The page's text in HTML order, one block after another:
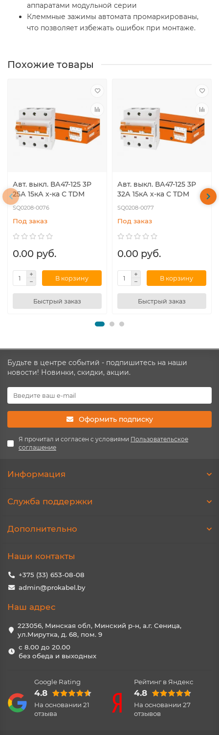
аппаратами модульной серии
Клеммные зажимы автомата промаркированы,
что позволяет избежать ошибок при монтаже.
Похожие товары
Авт. выкл. ВА47-125 3Р
25А 15кА х-ка С TDM
SQ0208-0076
Под заказ
0.00 руб.
В корзину
Быстрый заказ
Авт. выкл. ВА47-125 3Р
32А 15кА х-ка С TDM
SQ0208-0077
Под заказ
0.00 руб.
В корзину
Быстрый заказ
Будьте в центре событий - подпишитесь на наши
новости! Новинки, скидки, акции.
Оформить подписку
Я прочитал и согласен с условиями Пользовательское
соглашение
Информация
Служба поддержки
Дополнительно
Наши контакты
+375 (33) 653-08-08
admin@prokabel.by
Наш адрес
223056, Минская обл, Минский р-н, а.г. Сеница,
ул.Мирутка, д. 68, пом. 9
с 8.00 до 20.00
без обеда и выходных
Google Rating
4.8
На основании 21
отзыва
Рейтинг в Яндекс
4.8
На основании 27
отзывов